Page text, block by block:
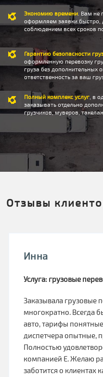
Экономию времени . Вам не
оформляем заявки быстро,
соблюдением всех сроков
Гарантию безопасности
оформленную перевозку
груза без дополнительных
ответственность за ваш
Полный комплекс услуг , в
заказывать отдельно
грузчиков, муверов,
Отзывы
Инна
Услуга: грузовые
Заказывала грузовые
многократно. Всегда
авто, тарифы
диспетчера опытные,
Полностью
компанией Е. Желаю
заботится о клиентах